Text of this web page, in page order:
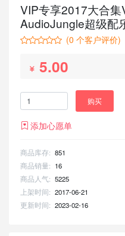
VIP专享2017大合
AudioJungle超级配
(0 个客户评价)
5.00
购买
添加心愿单
商品库存: 851
商品销量: 16
商品人气: 5225
上架时间: 2017-06-21
更新时间: 2023-02-16